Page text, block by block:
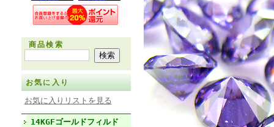
商品検索
お気に入り
お気に入りリストを見る
14KGFゴールドフィルド